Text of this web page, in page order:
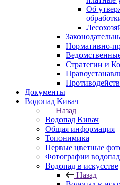
Об
Нормативно-
Стратегии и
Документы
Водопад Кивач
Назад
Водопад Кивач
Общая информация
Топонимика
Первые цветные
Фотографии
Водопад в искусстве
Назад